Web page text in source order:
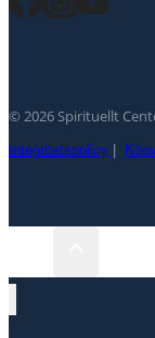
© 2026 Spirituellt
Integritetspolicy